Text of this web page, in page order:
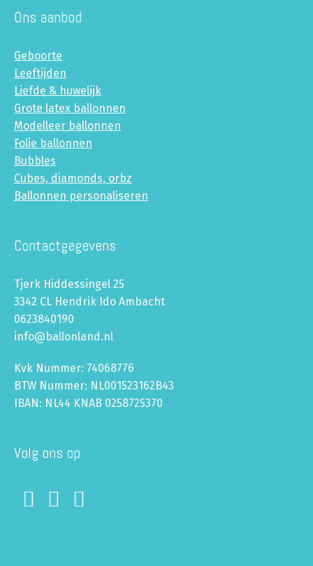
Ons aanbod
Geboorte
Leeftijden
Liefde & huwelijk
Grote latex ballonnen
Modelleer ballonnen
Folie ballonnen
Bubbles
Cubes, diamonds, orbz
Ballonnen personaliseren
Contactgegevens
Tjerk Hiddessingel 25
3342 CL Hendrik Ido Ambacht
0623840190
info@ballonland.nl
Kvk Nummer: 74068776
BTW Nummer: NL001523162B43
IBAN: NL44 KNAB 0258725370
Volg ons op